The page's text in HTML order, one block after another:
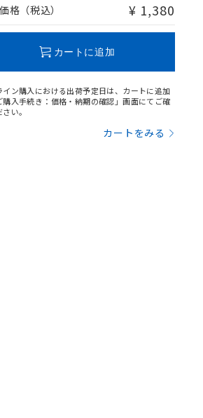
格（税込） ¥ 1,380
カートに追加
イン購入における出荷予定日は、カートに追加
購入手続き：価格・納期の確認」画面にてご確
い。
カートをみる